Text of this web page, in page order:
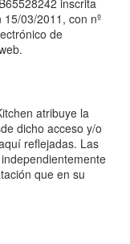
inscrita
03/2011, con nº
de
atribuye la
dicho acceso y/o
reflejadas. Las
que en su